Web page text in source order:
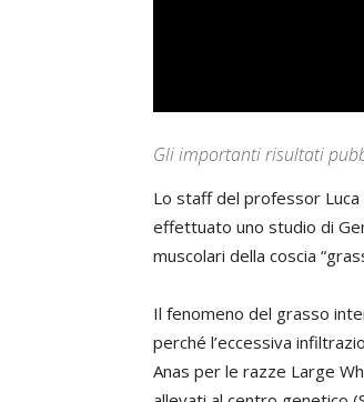
Gli importanti risultati
Lo staff del professor Luca
effettuato uno studio di
muscolari della coscia
Il fenomeno del grasso
perché l’eccessiva
Anas per le razze Large